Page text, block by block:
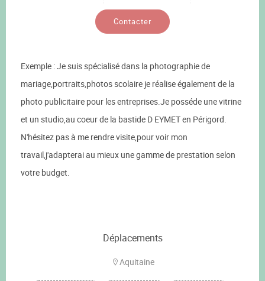
Contacter
Exemple : Je suis spécialisé dans la photographie de
mariage,portraits,photos scolaire je réalise également de la
photo publicitaire pour les entreprises.Je posséde une vitrine
et un studio,au coeur de la bastide D EYMET en Périgord.
N'hésitez pas à me rendre visite,pour voir mon
travail,j'adapterai au mieux une gamme de prestation selon
votre budget.
Déplacements
Aquitaine